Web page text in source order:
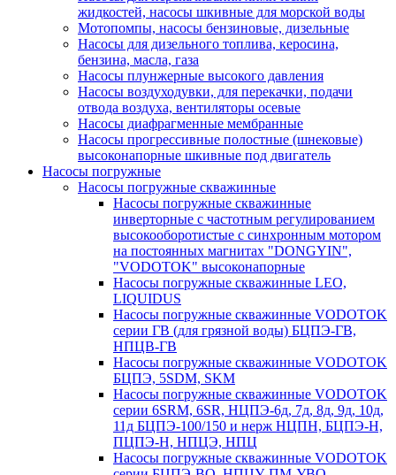
жидкостей, насосы шкивные для морской воды
Мотопомпы, насосы бензиновые, дизельные
Насосы для дизельного топлива, керосина,
бензина, масла, газа
Насосы плунжерные высокого давления
Насосы воздуходувки, для перекачки, подачи
отвода воздуха, вентиляторы осевые
Насосы диафрагменные мембранные
Насосы прогрессивные полостные (шнековые)
высоконапорные шкивные под двигатель
Насосы погружные
Насосы погружные скважинные
Насосы погружные скважинные
инверторные с частотным регулированием
высокооборотистые с синхронным мотором
на постоянных магнитах "DONGYIN",
"VODOTOK" высоконапорные
Насосы погружные скважинные LEO,
LIQUIDUS
Насосы погружные скважинные VODOTOK
серии ГВ (для грязной воды) БЦПЭ-ГВ,
НПЦВ-ГВ
Насосы погружные скважинные VODOTOK
БЦПЭ, 5SDM, SKM
Насосы погружные скважинные VODOTOK
серии 6SRM, 6SR, НЦПЭ-6д, 7д, 8д, 9д, 10д,
11д БЦПЭ-100/150 и нерж НЦПН, БЦПЭ-Н,
ПЦПЭ-Н, НПЦЭ, НПЦ
Насосы погружные скважинные VODOTOK